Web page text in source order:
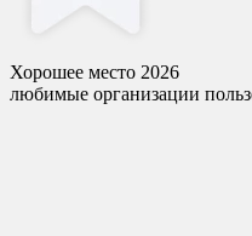
Хорошее место 2026
любимые организации